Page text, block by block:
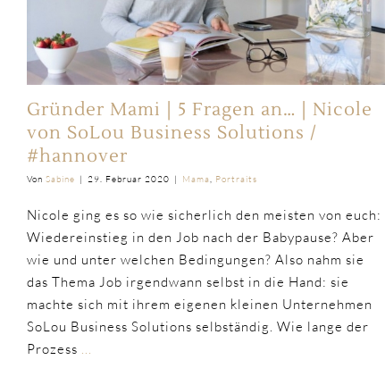
Gründer Mami | 5 Fragen an… | Nicole
von SoLou Business Solutions /
#hannover
Von Sabine | 29. Februar 2020 | Mama, Portraits
Nicole ging es so wie sicherlich den meisten von euch:
Wiedereinstieg in den Job nach der Babypause? Aber
wie und unter welchen Bedingungen? Also nahm sie
das Thema Job irgendwann selbst in die Hand: sie
machte sich mit ihrem eigenen kleinen Unternehmen
SoLou Business Solutions selbständig. Wie lange der
Prozess